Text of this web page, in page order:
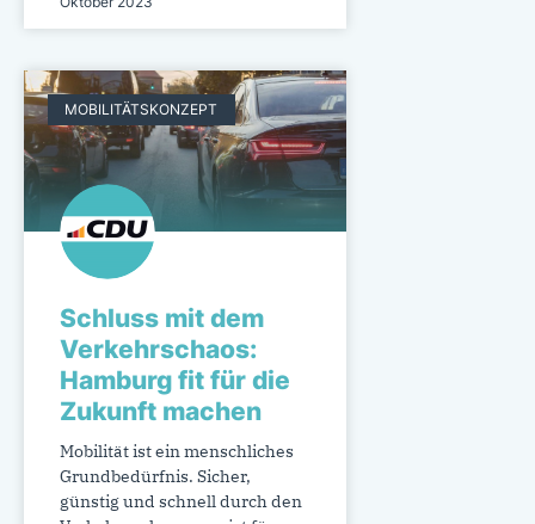
MOBILITÄTSKONZEPT
Schluss mit dem
Verkehrschaos:
Hamburg fit für die
Zukunft machen
Mobilität ist ein menschliches
Grundbedürfnis. Sicher,
günstig und schnell durch den